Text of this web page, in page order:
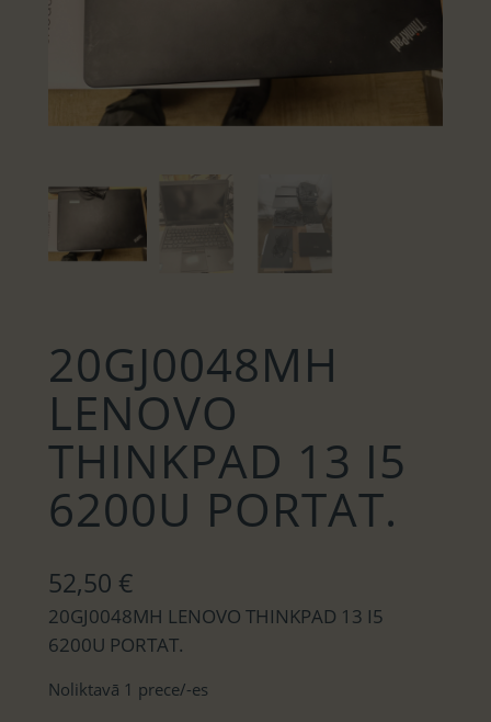
20GJ0048MH
LENOVO
THINKPAD 13 I5
6200U PORTAT.
52,50 €
20GJ0048MH LENOVO THINKPAD 13 I5
6200U PORTAT.
Noliktavā 1 prece/-es